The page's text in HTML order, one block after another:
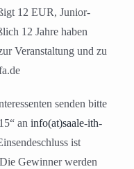
12 EUR, Junior-
12 Jahre haben
Veranstaltung und zu
senden bitte
an info(at)saale-ith-
ist
Gewinner werden